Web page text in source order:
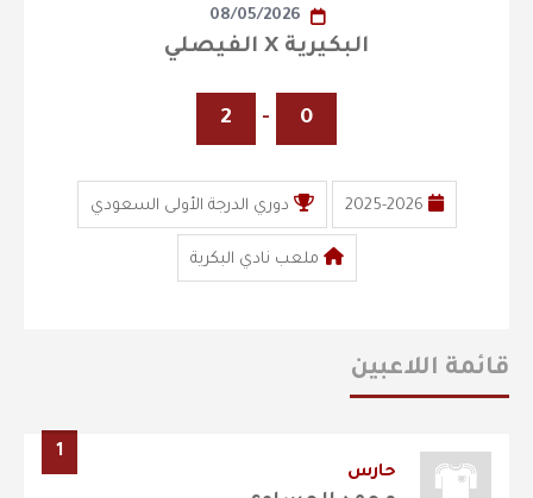
08/05/2026
البكيرية X الفيصلي
0
-
2
2025-2026 دوري الدرجة الأولى السعودي
ملعب نادي البكرية
قائمة اللاعبين
1
حارس